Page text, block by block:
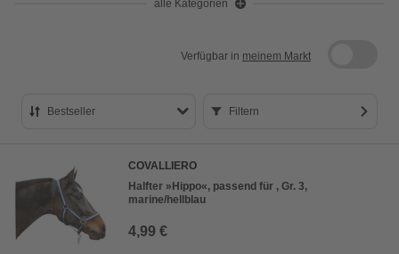
alle Kategorien
Verfügbar in meinem Markt
Bestseller
Preis aufsteigend
Preis absteigend
Bewertung
Filtern
COVALLIERO
Halfter »Hippo«, passend für , Gr. 3,
marine/hellblau
4,99 €